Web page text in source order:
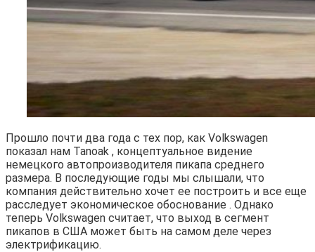
Прошло почти два года с тех пор, как Volkswagen
показал нам Tanoak , концептуальное видение
немецкого автопроизводителя пикапа среднего
размера. В последующие годы мы слышали, что
компания действительно хочет ее построить и все еще
расследует экономическое обоснование . Однако
теперь Volkswagen считает, что выход в сегмент
пикапов в США может быть на самом деле через
электрификацию.